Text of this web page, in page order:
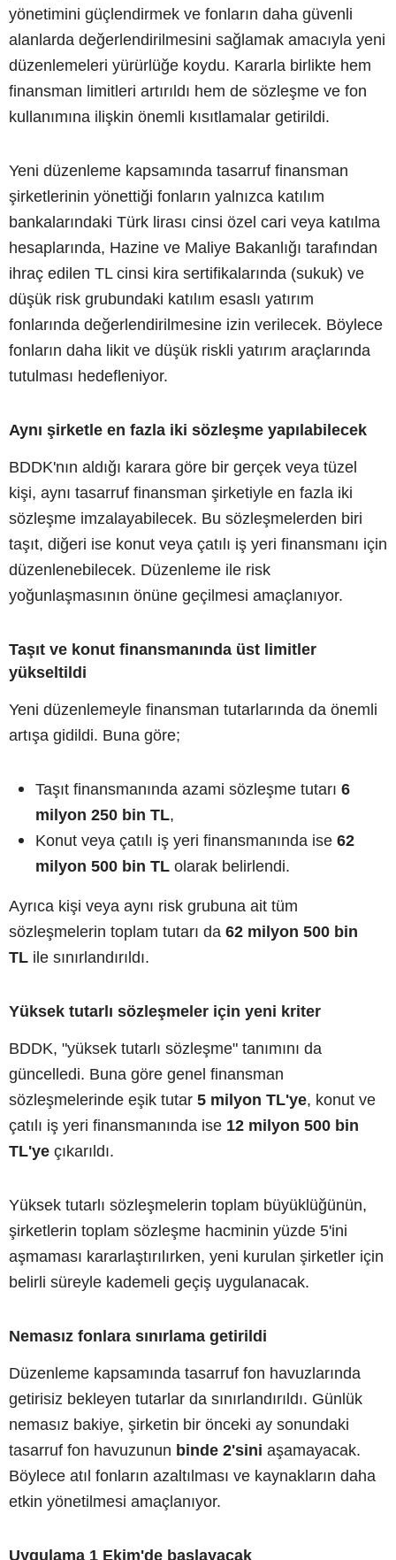
yönetimini güçlendirmek ve fonların daha güvenli
alanlarda değerlendirilmesini sağlamak amacıyla yeni
düzenlemeleri yürürlüğe koydu. Kararla birlikte hem
finansman limitleri artırıldı hem de sözleşme ve fon
kullanımına ilişkin önemli kısıtlamalar getirildi.
Yeni düzenleme kapsamında tasarruf finansman
şirketlerinin yönettiği fonların yalnızca katılım
bankalarındaki Türk lirası cinsi özel cari veya katılma
hesaplarında, Hazine ve Maliye Bakanlığı tarafından
ihraç edilen TL cinsi kira sertifikalarında (sukuk) ve
düşük risk grubundaki katılım esaslı yatırım
fonlarında değerlendirilmesine izin verilecek. Böylece
fonların daha likit ve düşük riskli yatırım araçlarında
tutulması hedefleniyor.
Aynı şirketle en fazla iki sözleşme yapılabilecek
BDDK'nın aldığı karara göre bir gerçek veya tüzel
kişi, aynı tasarruf finansman şirketiyle en fazla iki
sözleşme imzalayabilecek. Bu sözleşmelerden biri
taşıt, diğeri ise konut veya çatılı iş yeri finansmanı için
düzenlenebilecek. Düzenleme ile risk
yoğunlaşmasının önüne geçilmesi amaçlanıyor.
Taşıt ve konut finansmanında üst limitler
yükseltildi
Yeni düzenlemeyle finansman tutarlarında da önemli
artışa gidildi. Buna göre;
Taşıt finansmanında azami sözleşme tutarı 6
milyon 250 bin TL,
Konut veya çatılı iş yeri finansmanında ise 62
milyon 500 bin TL olarak belirlendi.
Ayrıca kişi veya aynı risk grubuna ait tüm
sözleşmelerin toplam tutarı da 62 milyon 500 bin
TL ile sınırlandırıldı.
Yüksek tutarlı sözleşmeler için yeni kriter
BDDK, "yüksek tutarlı sözleşme" tanımını da
güncelledi. Buna göre genel finansman
sözleşmelerinde eşik tutar 5 milyon TL'ye, konut ve
çatılı iş yeri finansmanında ise 12 milyon 500 bin
TL'ye çıkarıldı.
Yüksek tutarlı sözleşmelerin toplam büyüklüğünün,
şirketlerin toplam sözleşme hacminin yüzde 5'ini
aşmaması kararlaştırılırken, yeni kurulan şirketler için
belirli süreyle kademeli geçiş uygulanacak.
Nemasız fonlara sınırlama getirildi
Düzenleme kapsamında tasarruf fon havuzlarında
getirisiz bekleyen tutarlar da sınırlandırıldı. Günlük
nemasız bakiye, şirketin bir önceki ay sonundaki
tasarruf fon havuzunun binde 2'sini aşamayacak.
Böylece atıl fonların azaltılması ve kaynakların daha
etkin yönetilmesi amaçlanıyor.
Uygulama 1 Ekim'de başlayacak